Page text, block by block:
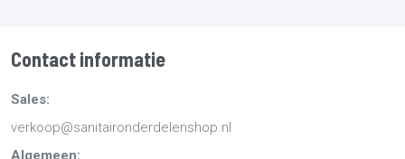
Contact informatie
Sales:
verkoop@sanitaironderdelenshop.nl
Algemeen: